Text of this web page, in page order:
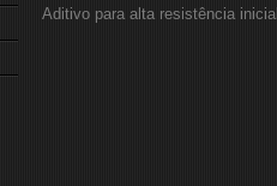
Aditivo para alta resistência inicial